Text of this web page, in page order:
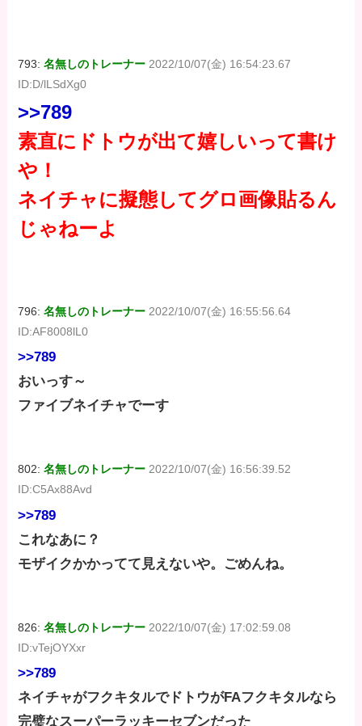
793:名無しのトレーナー 2022/10/07(金) 16:54:23.67
ID:D/lLSdXg0
>>789
素直にドトウが出て嬉しいって書け
や！
ネイチャに擬態してグロ画像貼るん
じゃねーよ
796:名無しのトレーナー 2022/10/07(金) 16:55:56.64
ID:AF8008lL0
>>789
おいっす～
ファイブネイチャでーす
802:名無しのトレーナー 2022/10/07(金) 16:56:39.52
ID:C5Ax88Avd
>>789
これなあに？
モザイクかかってて見えないや。ごめんね。
826:名無しのトレーナー 2022/10/07(金) 17:02:59.08
ID:vTejOYXxr
>>789
ネイチャがフクキタルでドトウがFAフクキタルなら
完璧なスーパーラッキーセブンだった